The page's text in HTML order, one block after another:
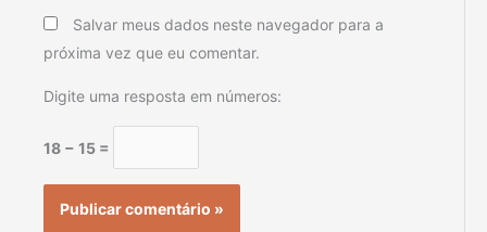
Salvar meus dados neste navegador para a
próxima vez que eu comentar.
Digite uma resposta em números:
18 − 15 =